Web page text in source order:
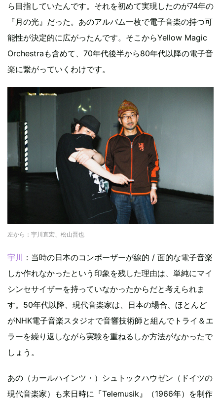
ら目指していたんです。それを初めて実現したのが74年の
『月の光』だった。あのアルバム一枚で電子音楽の持つ可
能性が決定的に広がったんです。そこからYellow Magic
Orchestraも含めて、70年代後半から80年代以降の電子音
楽に繋がっていくわけです。
左から：宇川直宏、松山晋也
宇川
：当時の日本のコンポーザーが線的 / 面的な電子音楽
しか作れなかったという印象を残した理由は、単純にマイ
シンセサイザーを持っていなかったからだと考えられま
す。50年代以降、現代音楽家は、日本の場合、ほとんど
がNHK電子音楽スタジオで音響技術師と組んでトライ＆エ
ラーを繰り返しながら実験を重ねるしか方法がなかったで
しょう。
あの（カールハインツ・）シュトックハウゼン（ドイツの
現代音楽家）も来日時に『Telemusik』（1966年）を制作